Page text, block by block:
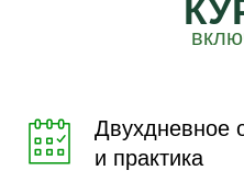
Двухдневное
и практика